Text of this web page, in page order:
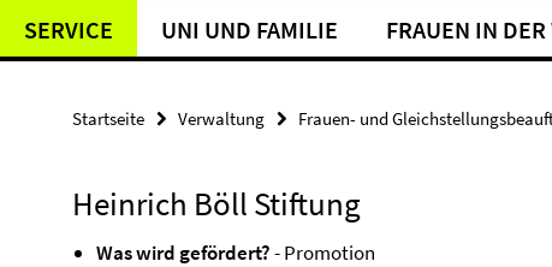
SERVICE UNI UND FAMILIE FRAUEN IN
Startseite Verwaltung Frauen- und
Heinrich Böll Stiftung
Was wird gefördert?- Promotion